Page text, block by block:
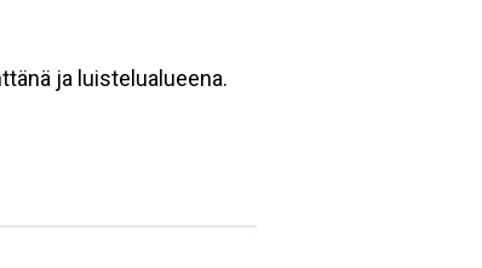
ja luistelualueena.